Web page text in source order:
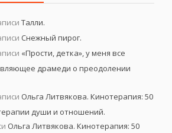
Талли.
Снежный пирог.
«Прости, детка», у меня все
драмеди о преодолении
Ольга Литвякова. Кинотерапия: 50
души и отношений.
Ольга Литвякова. Кинотерапия: 50